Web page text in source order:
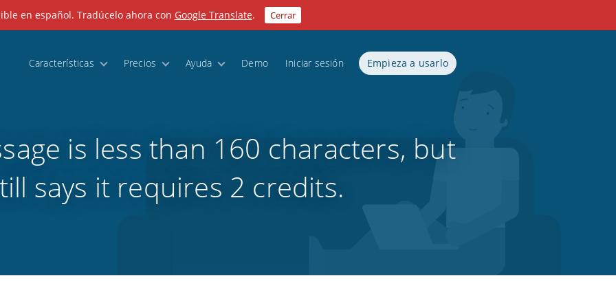
en español. Tradúcelo ahora con Google Translate. Cerrar
Características Precios Ayuda Demo Iniciar sesión Empieza a usarlo
is less than 160 characters, but
says it requires 2 credits.